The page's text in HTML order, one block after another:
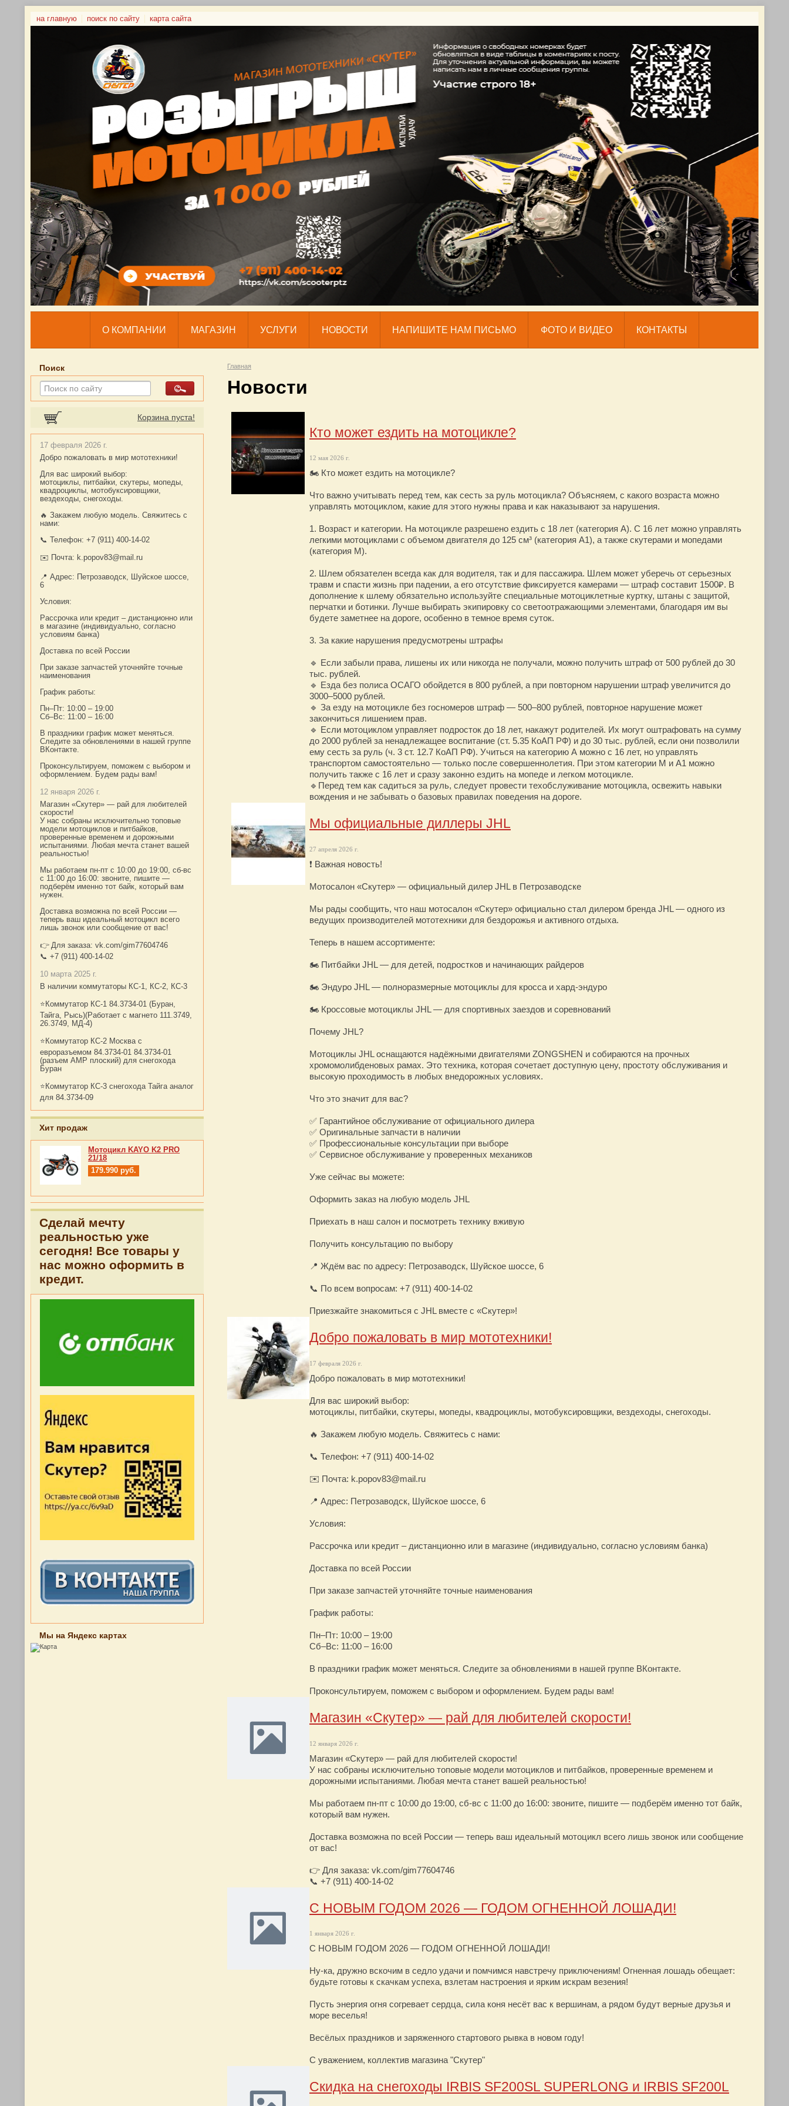
на главную поиск по сайту карта сайта
О КОМПАНИИ МАГАЗИН УСЛУГИ НОВОСТИ НАПИШИТЕ НАМ ПИСЬМО ФОТО И ВИДЕО КОНТАКТЫ
Поиск
Корзина пуста!
17 февраля 2026 г.
Добро пожаловать в мир мототехники!
Для вас широкий выбор:
мотоциклы, питбайки, скутеры, мопеды,
квадроциклы, мотобуксировщики,
вездеходы, снегоходы.
🔥 Закажем любую модель. Свяжитесь с
нами:
📞 Телефон: +7 (911) 400-14-02
✉️ Почта: k.popov83@mail.ru
📍 Адрес: Петрозаводск, Шуйское шоссе,
6
Условия:
Рассрочка или кредит – дистанционно или
в магазине (индивидуально, согласно
условиям банка)
Доставка по всей России
При заказе запчастей уточняйте точные
наименования
График работы:
Пн–Пт: 10:00 – 19:00
Сб–Вс: 11:00 – 16:00
В праздники график может меняться.
Следите за обновлениями в нашей группе
ВКонтакте.
Проконсультируем, поможем с выбором и
оформлением. Будем рады вам!
12 января 2026 г.
Магазин «Скутер» — рай для любителей
скорости!
У нас собраны исключительно топовые
модели мотоциклов и питбайков,
проверенные временем и дорожными
испытаниями. Любая мечта станет вашей
реальностью!
Мы работаем пн-пт с 10:00 до 19:00, сб-вс
с 11:00 до 16:00: звоните, пишите —
подберём именно тот байк, который вам
нужен.
Доставка возможна по всей России —
теперь ваш идеальный мотоцикл всего
лишь звонок или сообщение от вас!
👉 Для заказа: vk.com/gim77604746
📞 +7 (911) 400-14-02
10 марта 2025 г.
В наличии коммутаторы КС-1, КС-2, КС-3
⭐Коммутатор КС-1 84.3734-01 (Буран,
Тайга, Рысь)(Работает с магнето 111.3749,
26.3749, МД-4)
⭐Коммутатор КС-2 Москва с
евроразъемом 84.3734-01 84.3734-01
(разъем АМР плоский) для снегохода
Буран
⭐Коммутатор КС-3 снегохода Тайга аналог
для 84.3734-09
Хит продаж
Мотоцикл KAYO K2 PRO
21/18
179.990руб.
Сделай мечту
реальностью уже
сегодня! Все товары у
нас можно оформить в
кредит.
Мы на Яндекс картах
Главная
Новости
Кто может ездить на мотоцикле?
12 мая 2026 г.
🏍 Кто может ездить на мотоцикле?
Что важно учитывать перед тем, как сесть за руль мотоцикла? Объясняем, с какого возраста можно
управлять мотоциклом, какие для этого нужны права и как наказывают за нарушения.
1. Возраст и категории. На мотоцикле разрешено ездить с 18 лет (категория А). С 16 лет можно управлять
легкими мотоциклами с объемом двигателя до 125 см³ (категория А1), а также скутерами и мопедами
(категория М).
2. Шлем обязателен всегда как для водителя, так и для пассажира. Шлем может уберечь от серьезных
травм и спасти жизнь при падении, а его отсутствие фиксируется камерами — штраф составит 1500₽. В
дополнение к шлему обязательно используйте специальные мотоциклетные куртку, штаны с защитой,
перчатки и ботинки. Лучше выбирать экипировку со светоотражающими элементами, благодаря им вы
будете заметнее на дороге, особенно в темное время суток.
3. За какие нарушения предусмотрены штрафы
🔹 Если забыли права, лишены их или никогда не получали, можно получить штраф от 500 рублей до 30
тыс. рублей.
🔹 Езда без полиса ОСАГО обойдется в 800 рублей, а при повторном нарушении штраф увеличится до
3000–5000 рублей.
🔹 За езду на мотоцикле без госномеров штраф — 500–800 рублей, повторное нарушение может
закончиться лишением прав.
🔹 Если мотоциклом управляет подросток до 18 лет, накажут родителей. Их могут оштрафовать на сумму
до 2000 рублей за ненадлежащее воспитание (ст. 5.35 КоАП РФ) и до 30 тыс. рублей, если они позволили
ему сесть за руль (ч. 3 ст. 12.7 КоАП РФ). Учиться на категорию А можно с 16 лет, но управлять
транспортом самостоятельно — только после совершеннолетия. При этом категории М и А1 можно
получить также с 16 лет и сразу законно ездить на мопеде и легком мотоцикле.
🔹Перед тем как садиться за руль, следует провести техобслуживание мотоцикла, освежить навыки
вождения и не забывать о базовых правилах поведения на дороге.
Мы официальные диллеры JHL
27 апреля 2026 г.
❗ Важная новость!
Мотосалон «Скутер» — официальный дилер JHL в Петрозаводске
Мы рады сообщить, что наш мотосалон «Скутер» официально стал дилером бренда JHL — одного из
ведущих производителей мототехники для бездорожья и активного отдыха.
Теперь в нашем ассортименте:
🏍 Питбайки JHL — для детей, подростков и начинающих райдеров
🏍 Эндуро JHL — полноразмерные мотоциклы для кросса и хард-эндуро
🏍 Кроссовые мотоциклы JHL — для спортивных заездов и соревнований
Почему JHL?
Мотоциклы JHL оснащаются надёжными двигателями ZONGSHEN и собираются на прочных
хромомолибденовых рамах. Это техника, которая сочетает доступную цену, простоту обслуживания и
высокую проходимость в любых внедорожных условиях.
Что это значит для вас?
✅ Гарантийное обслуживание от официального дилера
✅ Оригинальные запчасти в наличии
✅ Профессиональные консультации при выборе
✅ Сервисное обслуживание у проверенных механиков
Уже сейчас вы можете:
Оформить заказ на любую модель JHL
Приехать в наш салон и посмотреть технику вживую
Получить консультацию по выбору
📍 Ждём вас по адресу: Петрозаводск, Шуйское шоссе, 6
📞 По всем вопросам: +7 (911) 400-14-02
Приезжайте знакомиться с JHL вместе с «Скутер»!
Добро пожаловать в мир мототехники!
17 февраля 2026 г.
Добро пожаловать в мир мототехники!
Для вас широкий выбор:
мотоциклы, питбайки, скутеры, мопеды, квадроциклы, мотобуксировщики, вездеходы, снегоходы.
🔥 Закажем любую модель. Свяжитесь с нами:
📞 Телефон: +7 (911) 400-14-02
✉️ Почта: k.popov83@mail.ru
📍 Адрес: Петрозаводск, Шуйское шоссе, 6
Условия:
Рассрочка или кредит – дистанционно или в магазине (индивидуально, согласно условиям банка)
Доставка по всей России
При заказе запчастей уточняйте точные наименования
График работы:
Пн–Пт: 10:00 – 19:00
Сб–Вс: 11:00 – 16:00
В праздники график может меняться. Следите за обновлениями в нашей группе ВКонтакте.
Проконсультируем, поможем с выбором и оформлением. Будем рады вам!
Магазин «Скутер» — рай для любителей скорости!
12 января 2026 г.
Магазин «Скутер» — рай для любителей скорости!
У нас собраны исключительно топовые модели мотоциклов и питбайков, проверенные временем и
дорожными испытаниями. Любая мечта станет вашей реальностью!
Мы работаем пн-пт с 10:00 до 19:00, сб-вс с 11:00 до 16:00: звоните, пишите — подберём именно тот байк,
который вам нужен.
Доставка возможна по всей России — теперь ваш идеальный мотоцикл всего лишь звонок или сообщение
от вас!
👉 Для заказа: vk.com/gim77604746
📞 +7 (911) 400-14-02
С НОВЫМ ГОДОМ 2026 — ГОДОМ ОГНЕННОЙ ЛОШАДИ!
1 января 2026 г.
С НОВЫМ ГОДОМ 2026 — ГОДОМ ОГНЕННОЙ ЛОШАДИ!
Ну-ка, дружно вскочим в седло удачи и помчимся навстречу приключениям! Огненная лошадь обещает:
будьте готовы к скачкам успеха, взлетам настроения и ярким искрам везения!
Пусть энергия огня согревает сердца, сила коня несёт вас к вершинам, а рядом будут верные друзья и
море веселья!
Весёлых праздников и заряженного стартового рывка в новом году!
С уважением, коллектив магазина "Скутер"
Скидка на снегоходы IRBIS SF200SL SUPERLONG и IRBIS SF200L